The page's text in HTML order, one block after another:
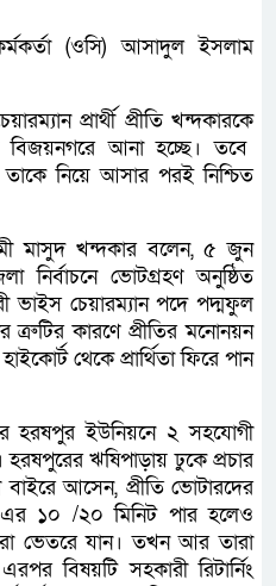
(ওসি) আসাদুল ইসলাম
প্রার্থী প্রীতি খন্দকারকে
বিজয়নগরে আনা হচ্ছে। তবে
নিয়ে আসার পরই নিশ্চিত
মাসুদ খন্দকার বলেন, ৫ জুন
নির্বাচনে ভোটগ্রহণ অনুষ্ঠিত
ভাইস চেয়ারম্যান পদে পদ্মফুল
ত্রুটির কারণে প্রীতির মনোনয়ন
থেকে প্রার্থিতা ফিরে পান
হরষপুর ইউনিয়নে ২ সহযোগী
হরষপুরের ঋষিপাড়ায় ঢুকে প্রচার
আসেন, প্রীতি ভোটারদের
১০ /২০ মিনিট পার হলেও
ভেতরে যান। তখন আর তারা
বিষয়টি সহকারী রিটার্নিং